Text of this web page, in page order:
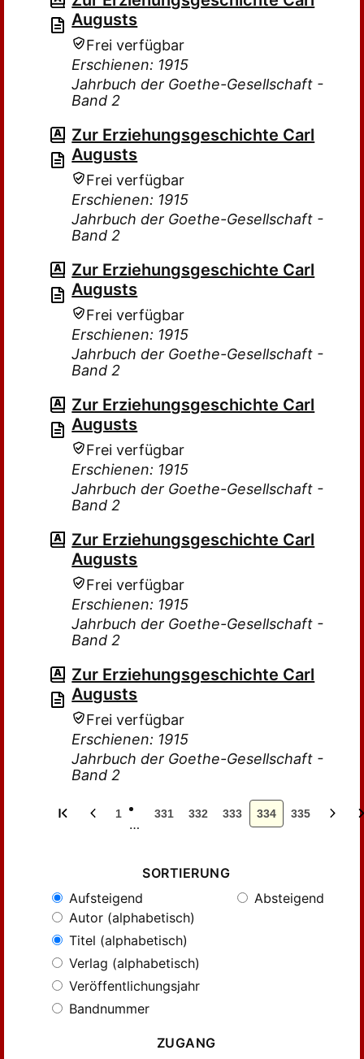
Augusts
Frei verfügbar
Erschienen: 1915
Jahrbuch der Goethe-Gesellschaft -
Band 2
Zur Erziehungsgeschichte Carl
Augusts
Frei verfügbar
Erschienen: 1915
Jahrbuch der Goethe-Gesellschaft -
Band 2
Zur Erziehungsgeschichte Carl
Augusts
Frei verfügbar
Erschienen: 1915
Jahrbuch der Goethe-Gesellschaft -
Band 2
Zur Erziehungsgeschichte Carl
Augusts
Frei verfügbar
Erschienen: 1915
Jahrbuch der Goethe-Gesellschaft -
Band 2
Zur Erziehungsgeschichte Carl
Augusts
Frei verfügbar
Erschienen: 1915
Jahrbuch der Goethe-Gesellschaft -
Band 2
Zur Erziehungsgeschichte Carl
Augusts
Frei verfügbar
Erschienen: 1915
Jahrbuch der Goethe-Gesellschaft -
Band 2
1
…
331 332 333 334 335
SORTIERUNG
Aufsteigend
Absteigend
Autor (alphabetisch)
Titel (alphabetisch)
Verlag (alphabetisch)
Veröffentlichungsjahr
Bandnummer
ZUGANG